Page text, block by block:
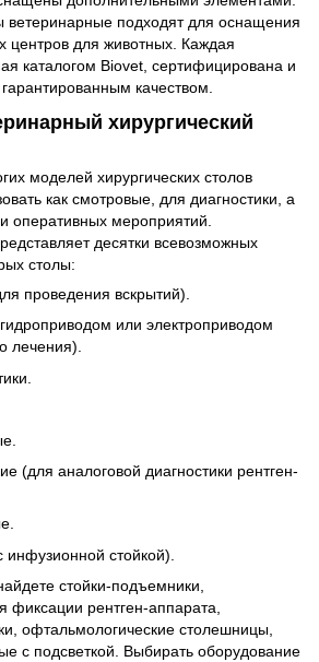
подходят для оснащения
центров для животных. Каждая
каталогом Biovet, сертифицирована и
качеством.
хирургический
моделей хирургических столов
как смотровые, для диагностики, а
оперативных мероприятий.
десятки всевозможных
столы:
проведения вскрытий).
или электроприводом
лечения).
(для аналоговой диагностики рентген-
стойкой).
стойки-подъемники,
фиксации рентген-аппарата,
офтальмологические столешницы,
с подсветкой. Выбирать оборудование